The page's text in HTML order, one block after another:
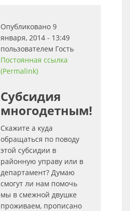
Опубликовано 9
января, 2014 - 13:49
пользователем Гость
Постоянная ссылка
(Permalink)
Субсидия
многодетным!
Скажите а куда
обращаться по поводу
этой субсидии в
районную управу или в
департамент? Думаю
смогут ли нам помочь
мы в смежной двушке
проживаем, прописано